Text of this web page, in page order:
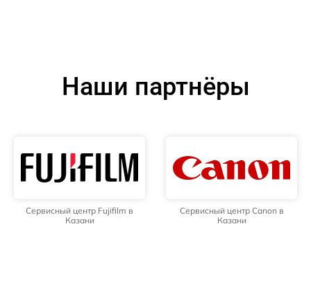
Наши партнёры
Сервисный центр Fujifilm в
Казани
Сервисный центр Canon в
Казани